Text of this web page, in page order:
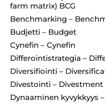
farm matrix) BCG
Benchmarking –
Budjetti – Budget
Cynefin – Cynefin
Differointistrategia –
Diversifiointi –
Divestointi – Divestment
Dynaaminen kyvykkyys